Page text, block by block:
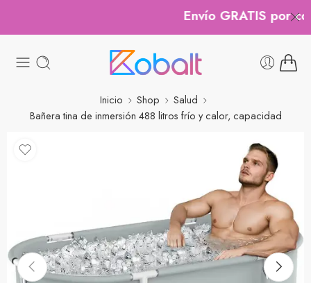
Envío GRATIS por
Inicio Shop
Salud
Bañera tina de inmersión 488 litros frío y calor, capacidad